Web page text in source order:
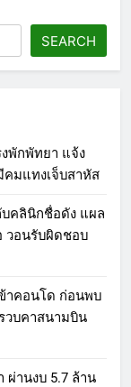
SEARCH
พักพัทยา แจ้ง
คมแทงเจ็บสาหัส
บคลินิกชื่อดัง แผล
วอนรับผิดชอบ
าคอนโด ก่อนพบ
วบคาสนามบิน
ผ่านงบ 5.7 ล้าน